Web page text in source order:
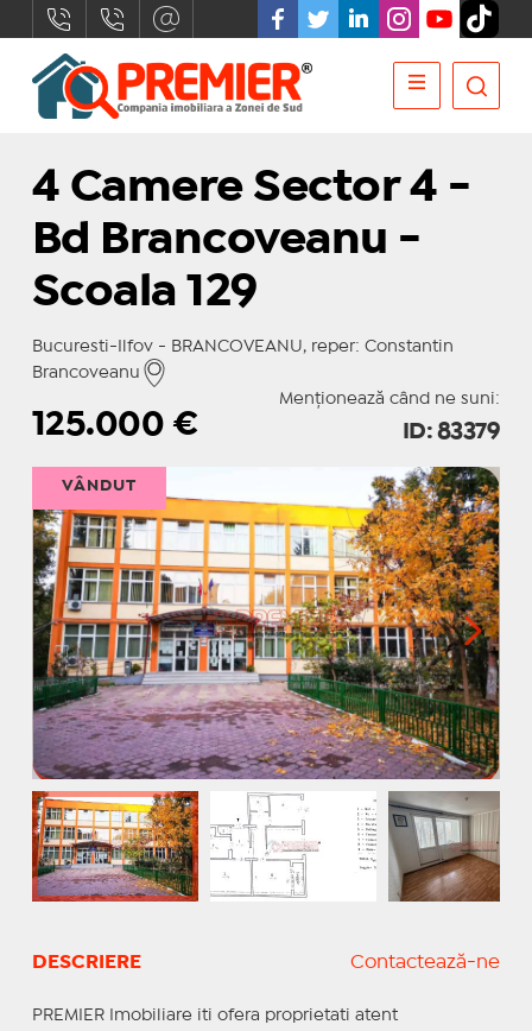
4 Camere Sector 4 -
Bd Brancoveanu -
Scoala 129
Bucuresti-Ilfov - BRANCOVEANU, reper: Constantin
Brancoveanu
Menționează când ne suni:
125.000 € ID: 83379
VÂNDUT
DESCRIERE Contactează-ne
PREMIER Imobiliare iti ofera proprietati atent